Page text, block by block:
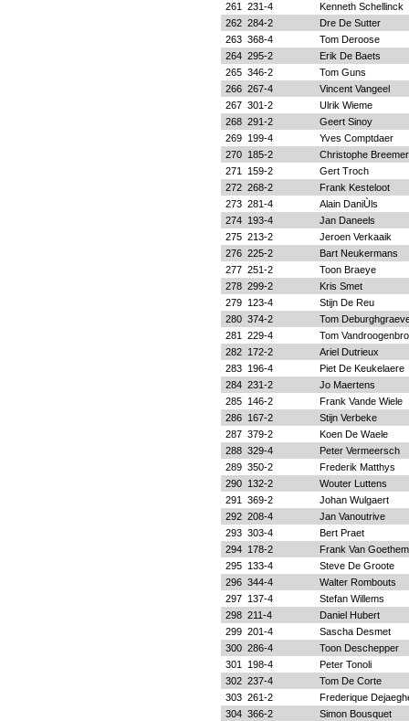
261
231-4
Kenneth Schellinck
262 284-2
Dre De Sutter
263 368-4
Tom Deroose
264 295-2
Erik De Baets
265 346-2
Tom Guns
266 267-4
Vincent Vangeel
267 301-2
Ulrik Wieme
268 291-2
Geert Sinoy
269
199-4
Yves Comptdaer
270
185-2
Christophe
271
159-2
Gert Troch
272 268-2
Frank Kesteloot
273 281-4
Alain DaniÙls
274
193-4
Jan Daneels
275 213-2
Jeroen Verkaaik
276 225-2
Bart Neukermans
277 251-2
Toon Braeye
278 299-2
Kris Smet
279
123-4
Stijn De Reu
280 374-2
Tom
281
229-4
Tom
282
172-2
Ariel Dutrieux
283
196-4
Piet De Keukelaere
284 231-2
Jo Maertens
285
146-2
Frank Vande Wiele
286
167-2
Stijn Verbeke
287 379-2
Koen De Waele
288 329-4
Peter Vermeersch
289 350-2
Frederik Matthys
290
132-2
Wouter Luttens
291
369-2
Johan Wulgaert
292 208-4
Jan Vanoutrive
293 303-4
Bert Praet
294
178-2
Frank Van Goethem
295
133-4
Steve De Groote
296 344-4
Walter Rombouts
297
137-4
Stefan Willems
298 211-4
Daniel Hubert
299 201-4
Sascha Desmet
300 286-4
Toon Deschepper
301
198-4
Peter Tonoli
302 237-4
Tom De Corte
303 261-2
Frederique
304 366-2
Simon Bousquet